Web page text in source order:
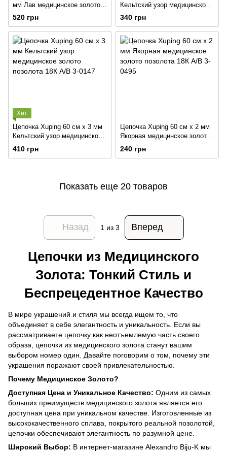
мм Лав медицинское золото
позолота 18К А/В 3-0370
520 грн
Кельтский узор медицинское
золото позолота 18К А/В 3-
340 грн
Хит
Цепочка Xuping 60 см х 3 мм
Кельтский узор медицинское
золото позолота 18К А/В 3-
410 грн
Цепочка Xuping 60 см х 2 мм
Якорная медицинское золото
позолота 18К А/В 3-0495
240 грн
Показать еще 20 товаров
Назад 1 из 3 Вперед
Цепочки из Медицинского
Золота: Тонкий Стиль и
Беспрецедентное Качество
В мире украшений и стиля мы всегда ищем то, что
объединяет в себе элегантность и уникальность. Если вы
рассматриваете цепочку как неотъемлемую часть своего
образа, цепочки из медицинского золота станут вашим
выбором номер один. Давайте поговорим о том, почему эти
украшения поражают своей привлекательностью.
Почему Медицинское Золото?
Доступная Цена и Уникальное Качество: Одним из самых
больших преимуществ медицинского золота является его
доступная цена при уникальном качестве. Изготовленные из
высококачественного сплава, покрытого реальной позолотой,
цепочки обеспечивают элегантность по разумной цене.
Широкий Выбор: В интернет-магазине Alexandro Biju-K мы